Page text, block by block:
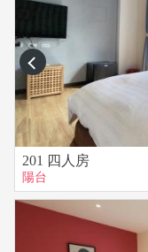
prev
201 四人房
陽台